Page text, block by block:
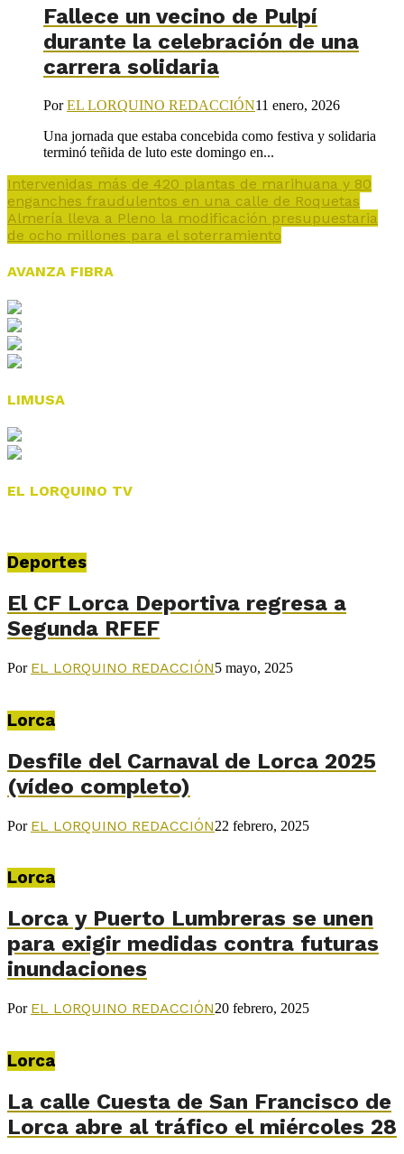
Fallece un vecino de Pulpí
durante la celebración de una
carrera solidaria
PorEL LORQUINO REDACCIÓN11 enero, 2026
Una jornada que estaba concebida como festiva y solidaria
terminó teñida de luto este domingo en...
Intervenidas más de 420 plantas de marihuana y 80
enganches fraudulentos en una calle de Roquetas
Almería lleva a Pleno la modificación presupuestaria
de ocho millones para el soterramiento
AVANZA FIBRA
LIMUSA
EL LORQUINO TV
Deportes
El CF Lorca Deportiva regresa a
Segunda RFEF
Por EL LORQUINO REDACCIÓN5 mayo, 2025
Lorca
Desfile del Carnaval de Lorca 2025
(vídeo completo)
Por EL LORQUINO REDACCIÓN22 febrero, 2025
Lorca
Lorca y Puerto Lumbreras se unen
para exigir medidas contra futuras
inundaciones
Por EL LORQUINO REDACCIÓN20 febrero, 2025
Lorca
La calle Cuesta de San Francisco de
Lorca abre al tráfico el miércoles 28